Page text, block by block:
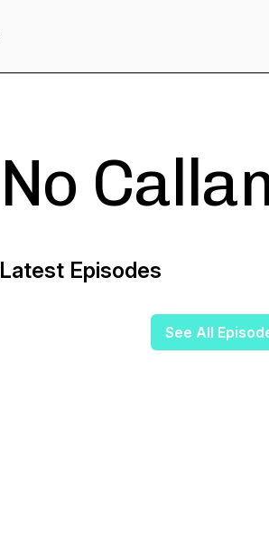
No
Latest Episodes
See All